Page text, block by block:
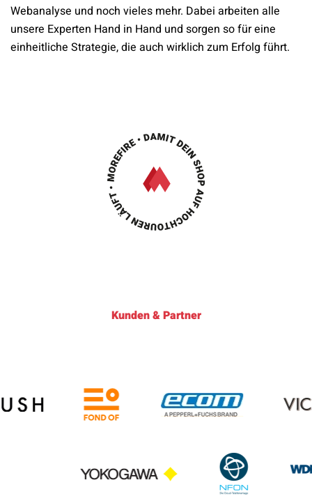
Webanalyse und noch vieles mehr. Dabei arbeiten alle
unsere Experten Hand in Hand und sorgen so für eine
einheitliche Strategie, die auch wirklich zum Erfolg führt.
Kunden & Partner